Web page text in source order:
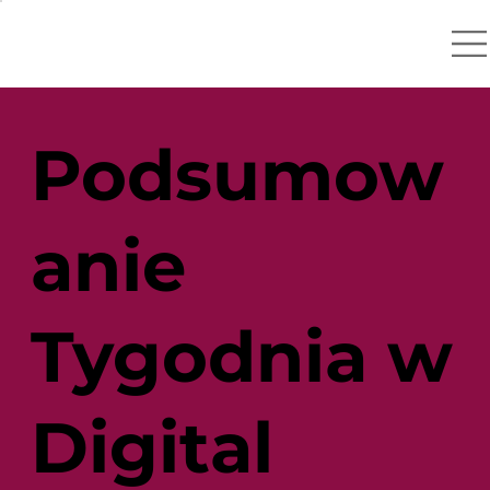
Podsumow
anie
Tygodnia w
Digital